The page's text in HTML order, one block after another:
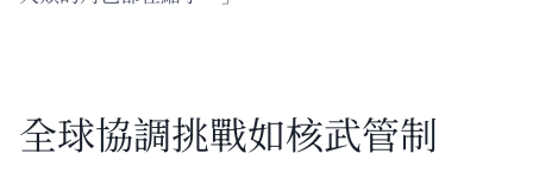
全球協調挑戰如核武管制